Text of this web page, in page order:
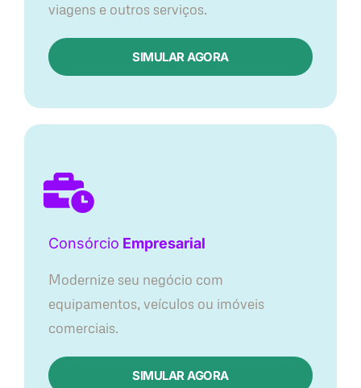
viagens e outros serviços.
SIMULAR AGORA
Consórcio Empresarial
Modernize seu negócio com
equipamentos, veículos ou imóveis
comerciais.
SIMULAR AGORA